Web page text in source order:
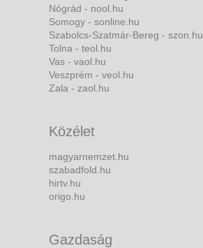
Nógrád - nool.hu
Somogy - sonline.hu
Szabolcs-Szatmár-Bereg - szon.hu
Tolna - teol.hu
Vas - vaol.hu
Veszprém - veol.hu
Zala - zaol.hu
Közélet
magyarnemzet.hu
szabadfold.hu
hirtv.hu
origo.hu
Gazdaság